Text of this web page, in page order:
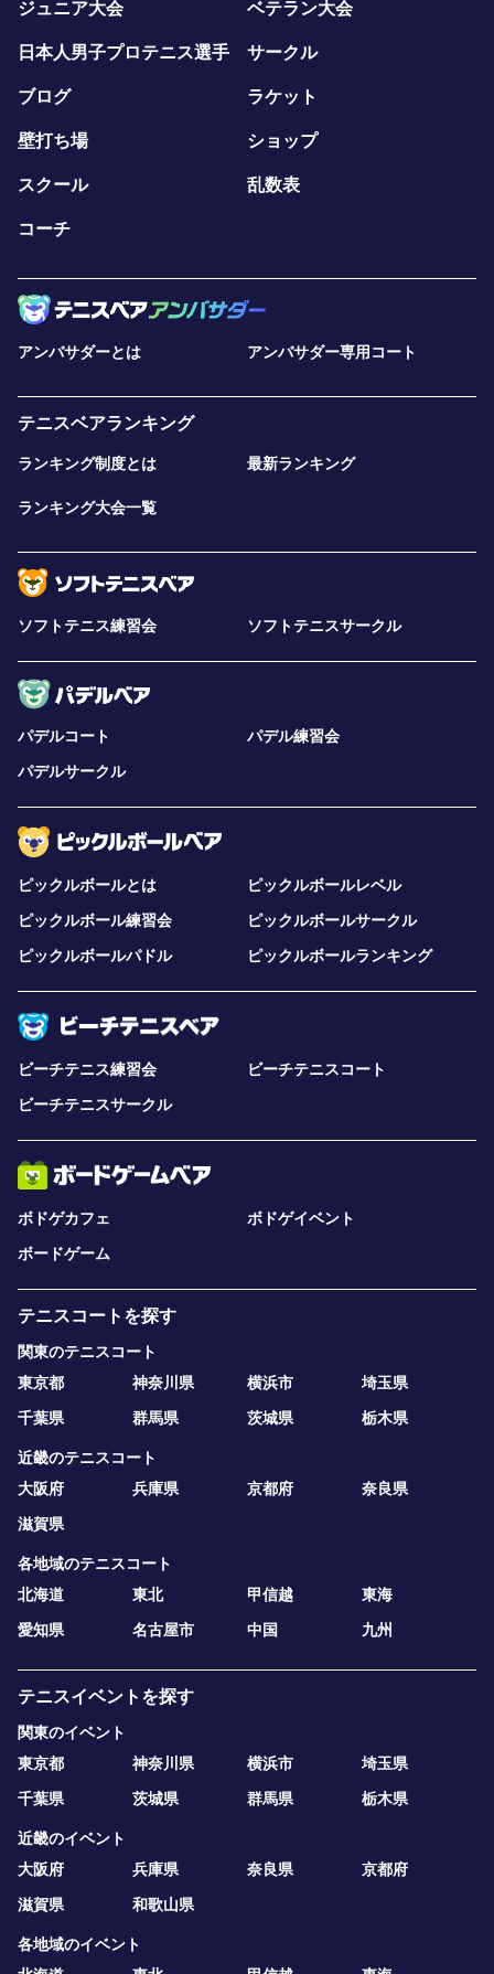
ジュニア大会 ベテラン大会
日本人男子プロテニス選手 サークル
ブログ ラケット
壁打ち場 ショップ
スクール 乱数表
コーチ
アンバサダーとは アンバサダー専用コート
テニスベアランキング
ランキング制度とは 最新ランキング
ランキング大会一覧
ソフトテニス練習会 ソフトテニスサークル
パデルコート
パデル練習会
パデルサークル
ピックルボールとは
ピックルボールレベル
ピックルボール練習会
ピックルボールサークル
ピックルボールパドル
ピックルボールランキング
ビーチテニス練習会
ビーチテニスコート
ビーチテニスサークル
ボドゲカフェ
ボドゲイベント
ボードゲーム
テニスコートを探す
関東のテニスコート
東京都
神奈川県 横浜市
埼玉県
千葉県
群馬県 茨城県 栃木県
近畿のテニスコート
大阪府
兵庫県 京都府
奈良県
滋賀県
各地域のテニスコート
北海道
東北 甲信越
東海
愛知県
名古屋市 中国 九州
テニスイベントを探す
関東のイベント
東京都
神奈川県 横浜市
埼玉県
千葉県
茨城県 群馬県 栃木県
近畿のイベント
大阪府
兵庫県 奈良県
京都府
滋賀県
和歌山県
各地域のイベント